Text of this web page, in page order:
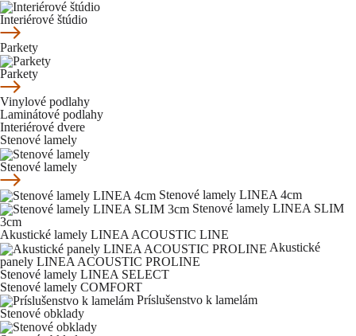
Interiérové štúdio
Parkety
Parkety
Vinylové podlahy
Laminátové podlahy
Interiérové dvere
Stenové lamely
Stenové lamely
Stenové lamely LINEA 4cm
Stenové lamely LINEA SLIM
3cm
Akustické lamely LINEA ACOUSTIC LINE
Akustické
panely LINEA ACOUSTIC PROLINE
Stenové lamely LINEA SELECT
Stenové lamely COMFORT
Príslušenstvo k lamelám
Stenové obklady